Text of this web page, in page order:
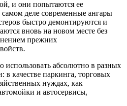
и они попытаются ее
деле современные ангары
быстро демонтируются и
вновь на новом месте без
прежних
абсолютно в разных
в качестве паркинга, торговых
нуждах, как
и автосервисы,